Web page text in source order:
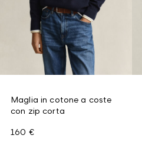
Maglia in cotone a coste
con zip corta
160 €